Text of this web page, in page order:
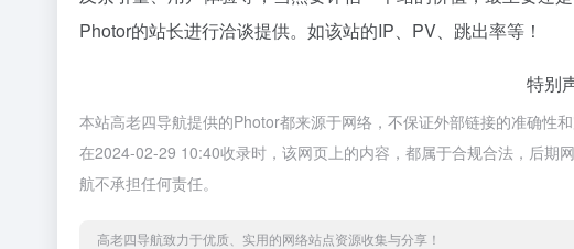
Photor的站长进行洽谈提供。如该站的IP、PV、跳出率等！
特别
本站高老四导航提供的Photor都来源于网络，不保证外部链接的准确性
在2024-02-29 10:40收录时，该网页上的内容，都属于合规合法，后期
航不承担任何责任。
高老四导航致力于优质、实用的网络站点资源收集与分享！